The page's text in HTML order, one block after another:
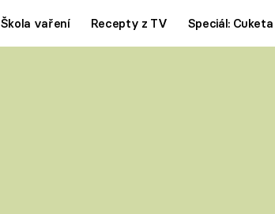
Škola vaření Recepty z TV Speciál: Cuketa